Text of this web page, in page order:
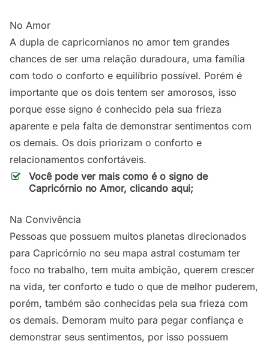
No Amor
A dupla de capricornianos no amor tem grandes
chances de ser uma relação duradoura, uma família
com todo o conforto e equilíbrio possível. Porém é
importante que os dois tentem ser amorosos, isso
porque esse signo é conhecido pela sua frieza
aparente e pela falta de demonstrar sentimentos com
os demais. Os dois priorizam o conforto e
relacionamentos confortáveis.
Você pode ver mais como é o signo de
Capricórnio no Amor, clicando aqui;
Na Convivência
Pessoas que possuem muitos planetas direcionados
para Capricórnio no seu mapa astral costumam ter
foco no trabalho, tem muita ambição, querem crescer
na vida, ter conforto e tudo o que de melhor puderem,
porém, também são conhecidas pela sua frieza com
os demais. Demoram muito para pegar confiança e
demonstrar seus sentimentos, por isso possuem